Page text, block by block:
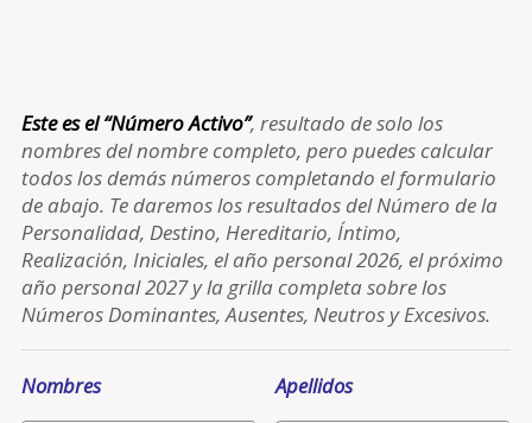
Este es el “Número Activo”, resultado de solo los
nombres del nombre completo, pero puedes calcular
todos los demás números completando el formulario
de abajo. Te daremos los resultados del Número de la
Personalidad, Destino, Hereditario, Íntimo,
Realización, Iniciales, el año personal 2026, el próximo
año personal 2027 y la grilla completa sobre los
Números Dominantes, Ausentes, Neutros y Excesivos.
Nombres Apellidos